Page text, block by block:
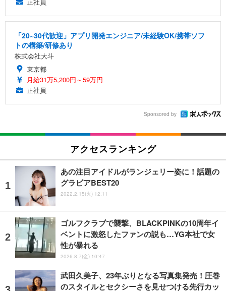
「20~30代歓迎」アプリ開発エンジニア/未経験OK/携帯ソフ
トの構築/研修あり
株式会社大斗
東京都
月給31万5,200円～59万円
正社員
Sponsored by
アクセスランキング
あの注目アイドルがランジェリー姿に！話題の
グラビアBEST20
2022.2.15(火) 12:11
ゴルフクラブで襲撃、BLACKPINKの10周年イ
ベントに激怒したファンの説も…YG本社で女
性が暴れる
2026.8.7(金) 10:47
武田久美子、23年ぶりとなる写真集発売！圧巻
のスタイルとセクシーさを見せつける先行カッ